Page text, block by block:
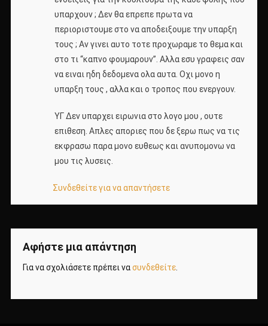
υπαρχουν ; Δεν θα επρεπε πρωτα να
περιοριστουμε στο να αποδειξουμε την υπαρξη
τους ; Αν γινει αυτο τοτε προχωραμε το θεμα και
στο τι “καπνο φουμαρουν”. Αλλα εσυ γραφεις σαν
να ειναι ηδη δεδομενα ολα αυτα. Οχι μονο η
υπαρξη τους , αλλα και ο τροπος που ενεργουν.
ΥΓ Δεν υπαρχει ειρωνια στο λογο μου , ουτε
επιθεση. Απλες αποριες που δε ξερω πως να τις
εκφρασω παρα μονο ευθεως και ανυπομονω να
μου τις λυσεις.
Συνδεθείτε για να απαντήσετε
Αφήστε μια απάντηση
Για να σχολιάσετε πρέπει νασυνδεθείτε.